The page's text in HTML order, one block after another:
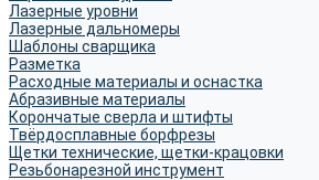
Лазерные уровни
Лазерные дальномеры
Шаблоны сварщика
Разметка
Расходные материалы и оснастка
Абразивные материалы
Корончатые сверла и штифты
Твёрдосплавные борфрезы
Щетки технические, щетки-крацовки
Резьбонарезной инструмент